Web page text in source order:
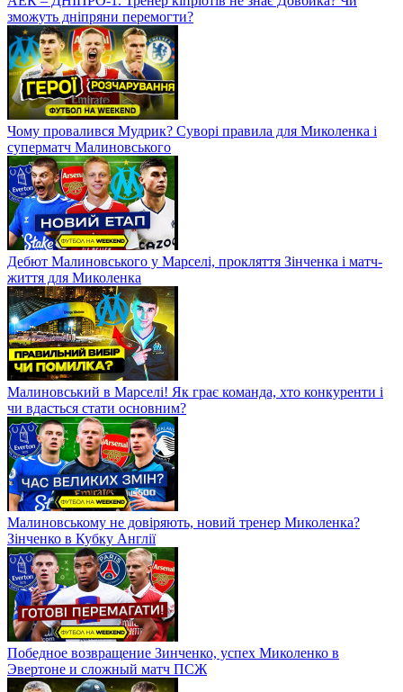
зможуть дніпряни перемогти?
Чому провалився Мудрик? Суворі правила для Миколенка і
суперматч Малиновського
Дебют Малиновського у Марселі, прокляття Зінченка і матч-
життя для Миколенка
Малиновський в Марселі! Як грає команда, хто конкуренти і
чи вдасться стати основним?
Малиновському не довіряють, новий тренер Миколенка?
Зінченко в Кубку Англії
Победное возвращение Зинченко, успех Миколенко в
Эвертоне и сложный матч ПСЖ